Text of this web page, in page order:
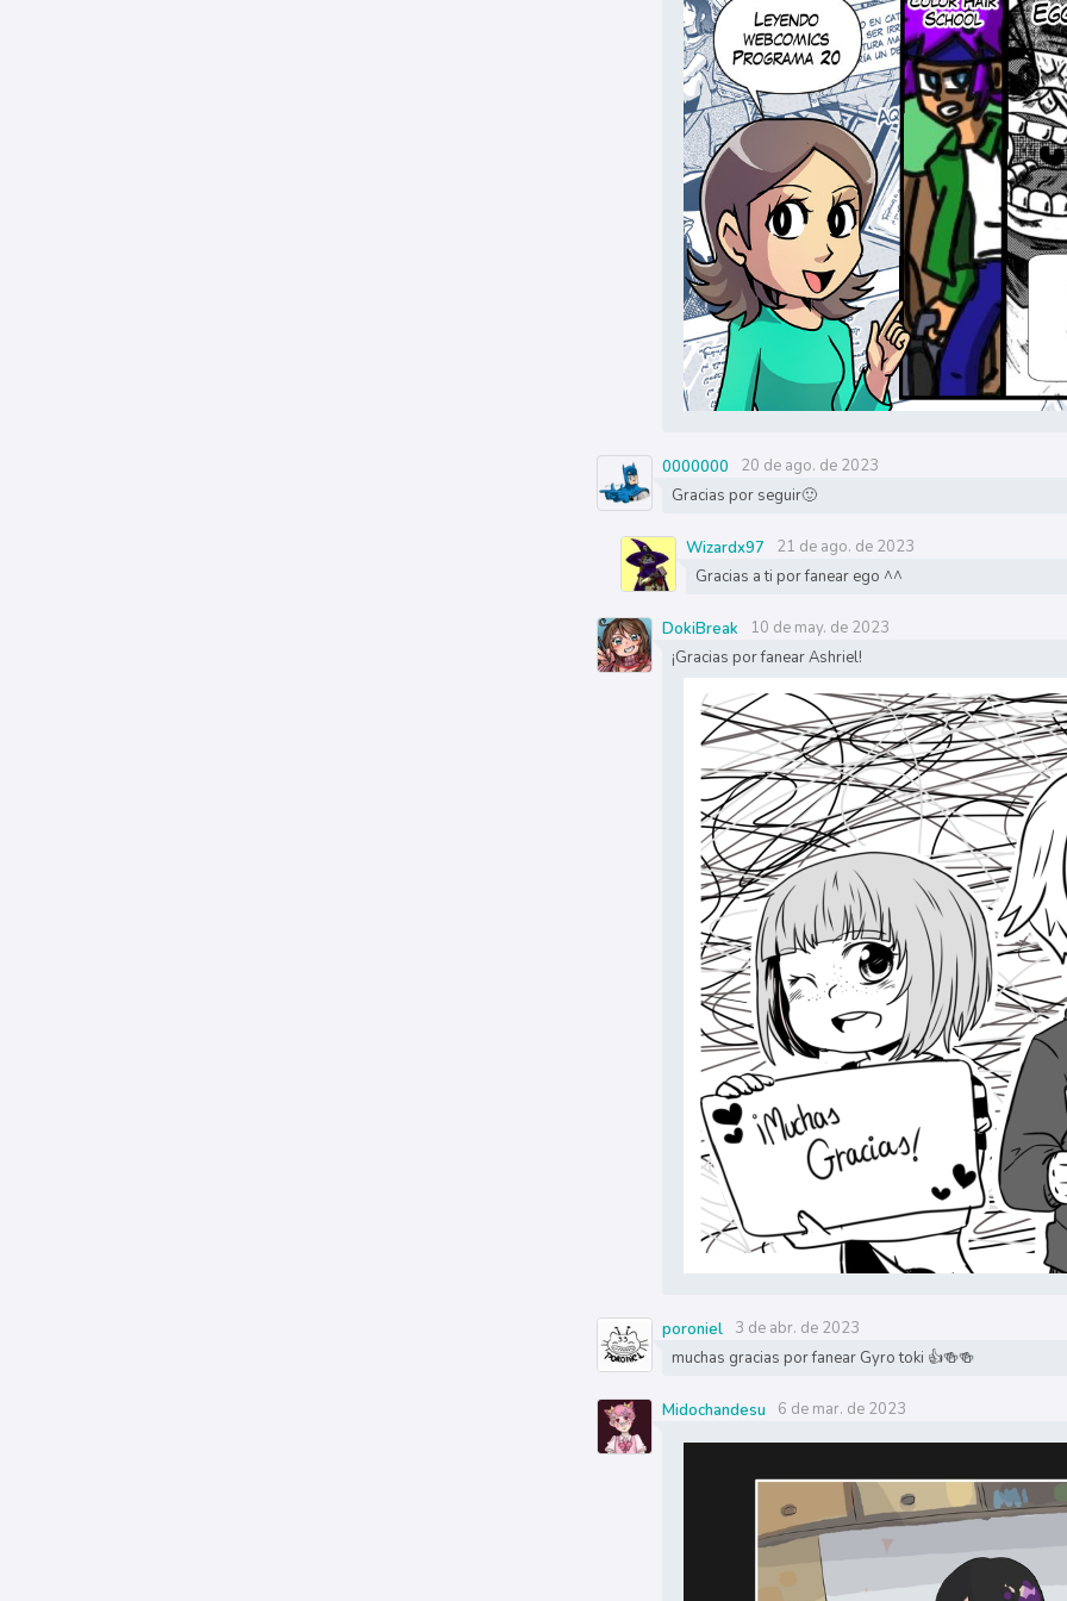
0000000
20 de ago. de 2023
Gracias por seguir🙂
Wizardx97
21 de ago. de 2023
Gracias a ti por fanear ego ^^
DokiBreak
10 de may. de 2023
¡Gracias por fanear Ashriel!
poroniel
3 de abr. de 2023
muchas gracias por fanear Gyro toki 👍🍻🍻
Midochandesu 6 de mar. de 2023